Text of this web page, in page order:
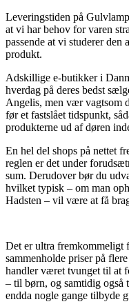
Leveringstiden på
at vi har behov for varen
passende at vi studerer den
produkt.
Adskillige e-butikker i
hverdag på deres bedst
Angelis, men vær vagtsom
før et fastslået tidspunkt,
produkterne ud af døren
En hel del shops på nettet
reglen er det under
sum. Derudover bør du
hvilket typisk – om man
Hadsten – vil være at få
Det er ultra fremkommeligt
sammenholde priser på
handler været tvunget til at
– til børn, og samtidig også
endda nogle gange tilbyde